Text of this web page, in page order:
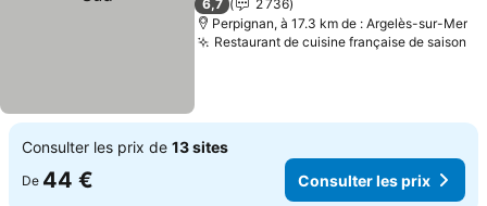
6,7
2 736
Perpignan, à 17.3 km de : Argelès-sur-Mer
Restaurant de cuisine française de saison
Consulter les prix de 13 sites
De 44 € Consulter les prix